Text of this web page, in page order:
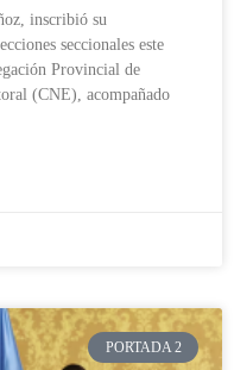
inscribió su
seccionales este
Provincial de
(CNE), acompañado
PORTADA 2